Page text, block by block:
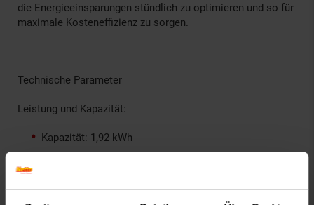
die Energieeinsparungen stündlich zu optimieren und so für
maximale Kosteneffizienz zu sorgen.
Technische Parameter
Leistung und Kapazität:
Kapazität: 1,92 kWh
Ausgangsleistung maximal (AC): 2.300 W